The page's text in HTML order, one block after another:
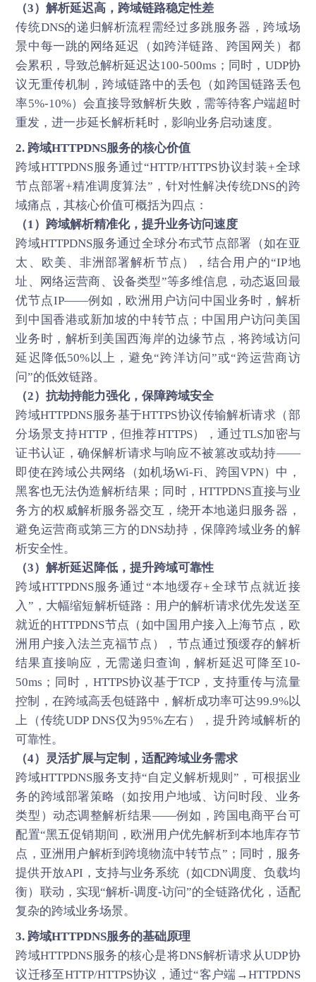
（3）解析延迟高，跨域链路稳定性差
传统DNS的递归解析流程需经过多跳服务器，跨域场
景中每一跳的网络延迟（如跨洋链路、跨国网关）都
会累积，导致总解析延迟达100-500ms；同时，UDP协
议无重传机制，跨域链路中的丢包（如跨国链路丢包
率5%-10%）会直接导致解析失败，需等待客户端超时
重发，进一步延长解析耗时，影响业务启动速度。
2. 跨域HTTPDNS服务的核心价值
跨域HTTPDNS服务通过“HTTP/HTTPS协议封装+全球
节点部署+精准调度算法”，针对性解决传统DNS的跨
域痛点，其核心价值可概括为四点：
（1）跨域解析精准化，提升业务访问速度
跨域HTTPDNS服务通过全球分布式节点部署（如在亚
太、欧美、非洲部署解析节点），结合用户的“IP地
址、网络运营商、设备类型”等多维信息，动态返回最
优节点IP——例如，欧洲用户访问中国业务时，解析
到中国香港或新加坡的中转节点；中国用户访问美国
业务时，解析到美国西海岸的边缘节点，将跨域访问
延迟降低50%以上，避免“跨洋访问”或“跨运营商访
问”的低效链路。
（2）抗劫持能力强化，保障跨域安全
跨域HTTPDNS服务基于HTTPS协议传输解析请求（部
分场景支持HTTP，但推荐HTTPS），通过TLS加密与
证书认证，确保解析请求与响应不被篡改或劫持——
即使在跨域公共网络（如机场Wi-Fi、跨国VPN）中，
黑客也无法伪造解析结果；同时，HTTPDNS直接与业
务方的权威解析服务器交互，绕开本地递归服务器，
避免运营商或第三方的DNS劫持，保障跨域业务的解
析安全性。
（3）解析延迟降低，提升跨域可靠性
跨域HTTPDNS服务通过“本地缓存+全球节点就近接
入”，大幅缩短解析链路：用户的解析请求优先发送至
就近的HTTPDNS节点（如中国用户接入上海节点，欧
洲用户接入法兰克福节点），节点通过预缓存的解析
结果直接响应，无需递归查询，解析延迟可降至10-
50ms；同时，HTTPS协议基于TCP，支持重传与流量
控制，在跨域高丢包链路中，解析成功率可达99.9%以
上（传统UDP DNS仅为95%左右），提升跨域解析的
可靠性。
（4）灵活扩展与定制，适配跨域业务需求
跨域HTTPDNS服务支持“自定义解析规则”，可根据业
务的跨域部署策略（如按用户地域、访问时段、业务
类型）动态调整解析结果——例如，跨国电商平台可
配置“黑五促销期间，欧洲用户优先解析到本地库存节
点，亚洲用户解析到跨境物流中转节点”；同时，服务
提供开放API，支持与业务系统（如CDN调度、负载均
衡）联动，实现“解析-调度-访问”的全链路优化，适配
复杂的跨域业务场景。
3. 跨域HTTPDNS服务的基础原理
跨域HTTPDNS服务的核心是将DNS解析请求从UDP协
议迁移至HTTP/HTTPS协议，通过“客户端→HTTPDNS